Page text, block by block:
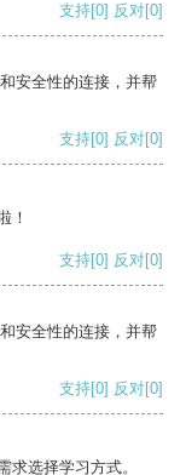
支持[0] 反对[0]
安全性的连接，并帮
支持[0] 反对[0]
！
支持[0] 反对[0]
安全性的连接，并帮
支持[0] 反对[0]
选择学习方式。